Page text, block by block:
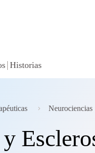
Historias
Neurociencias